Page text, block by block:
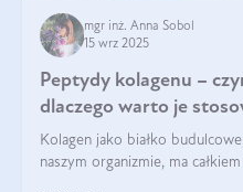
mgr inż. Anna Sobol
15 wrz 2025
Peptydy kolagenu –
dlaczego warto je
Kolagen jako białko
naszym organizmie, ma